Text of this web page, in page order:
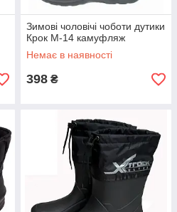
Зимові чоловічі чоботи дутики
Крок М-14 камуфляж
Немає в наявності
398 ₴